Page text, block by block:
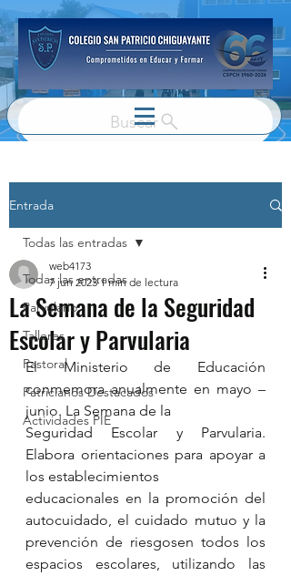
Buscar
Entrada
Todas las entradas
Parvulario
Talleres
Pastoral
Patricianos Destacados
Actividades PIE
Todas las entradas
La Semana de la Seguridad
Escolar y Parvularia
web4173
7 jun 2023 1 min de lectura
El Ministerio de Educación
conmemora anualmente en mayo –
junio. La Semana de la
Seguridad Escolar y Parvularia.
Elabora orientaciones para apoyar a
los establecimientos
educacionales en la promoción del
autocuidado, el cuidado mutuo y la
prevención de riesgosen todos los
espacios escolares, utilizando las